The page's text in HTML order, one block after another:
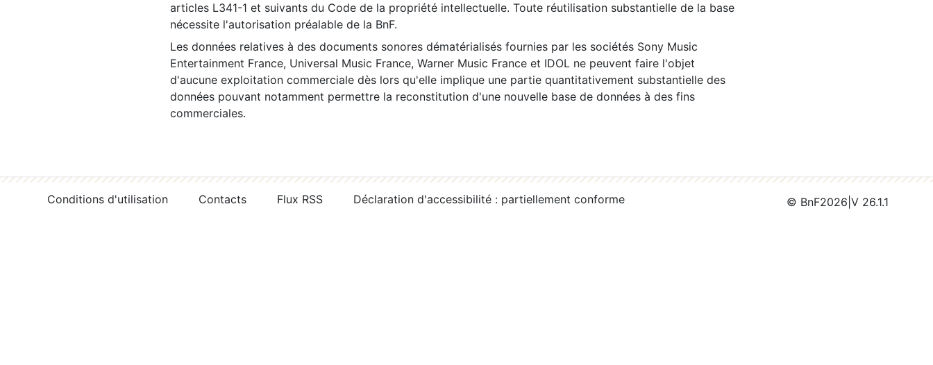
articles L341-1 et suivants du Code de la propriété intellectuelle. Toute réutilisation substantielle de la base
nécessite l'autorisation préalable de la BnF.
Les données relatives à des documents sonores dématérialisés fournies par les sociétés Sony Music
Entertainment France, Universal Music France, Warner Music France et IDOL ne peuvent faire l'objet
d'aucune exploitation commerciale dès lors qu'elle implique une partie quantitativement substantielle des
données pouvant notamment permettre la reconstitution d'une nouvelle base de données à des fins
commerciales.
Conditions d'utilisation Contacts Flux RSS Déclaration d'accessibilité : partiellement conforme © BnF2026 V 26.1.1